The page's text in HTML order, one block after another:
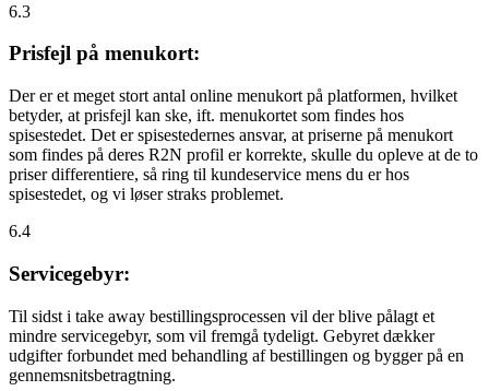
6.3
Prisfejl på menukort:
Der er et meget stort antal online menukort på platformen, hvilket
betyder, at prisfejl kan ske, ift. menukortet som findes hos
spisestedet. Det er spisestedernes ansvar, at priserne på menukort
som findes på deres R2N profil er korrekte, skulle du opleve at de to
priser differentiere, så ring til kundeservice mens du er hos
spisestedet, og vi løser straks problemet.
6.4
Servicegebyr:
Til sidst i take away bestillingsprocessen vil der blive pålagt et
mindre servicegebyr, som vil fremgå tydeligt. Gebyret dækker
udgifter forbundet med behandling af bestillingen og bygger på en
gennemsnitsbetragtning.